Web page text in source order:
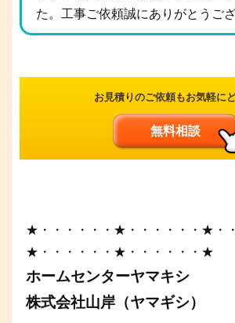
た。工事ご依頼誠にありがとうござ
お見積りのご依頼もお気軽に
無料相談
★・・・・・・★・・・・・・★・
★・・・・・・★・・・・・・★
ホームセンターヤマキシ
株式会社山岸（ヤマギシ）